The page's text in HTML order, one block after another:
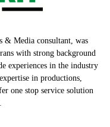
& Media consultant, was
with strong background
experiences in the industry
in productions,
one stop service solution